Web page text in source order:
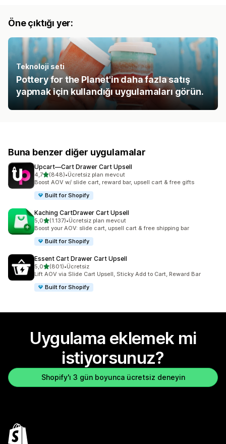
Öne çıktığı yer:
Teknoloji seti
Pottery for the Planet'in daha fazla satış
yapmak için kullandığı uygulamaları görün.
Buna benzer diğer uygulamalar
Upcart—Cart Drawer Cart Upsell
4,75 yıldız üzerinden
(848)
toplam 848 değerlendirme
•Ücretsiz plan mevcut
Boost AOV w/ slide cart, reward bar, upsell cart & free gifts
Built for Shopify
Kaching CartDrawer Cart Upsell
5,05 yıldız üzerinden
(1.137)
toplam 1137 değerlendirme
•Ücretsiz plan mevcut
Boost your AOV: slide cart, upsell cart & free shipping bar
Built for Shopify
Essent Cart Drawer Cart Upsell
5,05 yıldız üzerinden
(801)
toplam 801 değerlendirme
•Ücretsiz
Lift AOV via Slide Cart Upsell, Sticky Add to Cart, Reward Bar
Built for Shopify
Uygulama eklemek mi
istiyorsunuz?
Shopify'ı 3 gün boyunca ücretsiz deneyin